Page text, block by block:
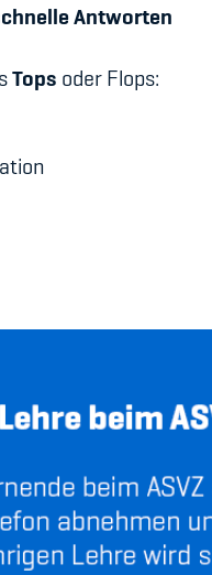
Antworten
Tops oder Flops: